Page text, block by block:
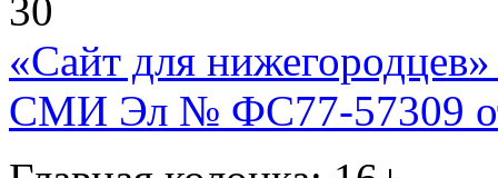
30
«Сайт для нижегородцев»
СМИ Эл № ФС77-57309